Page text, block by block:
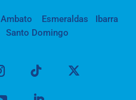
Ambato Esmeraldas
Ibarra
Santo Domingo